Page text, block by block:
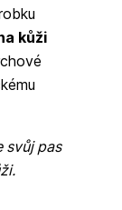
kůži
svůj pas